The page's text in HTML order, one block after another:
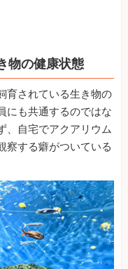
物の健康状態
育されている生き物の
にも共通するのではな
、自宅でアクアリウム
察する癖がついている